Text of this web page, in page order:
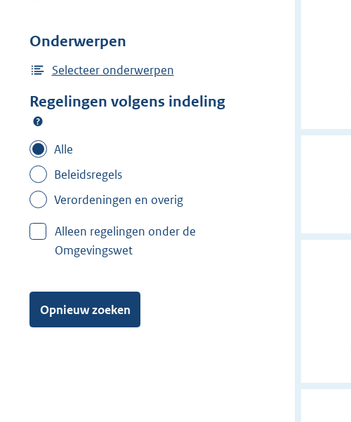
Onderwerpen
Selecteer onderwerpen
Regelingen volgens indeling
Alle
Beleidsregels
Verordeningen en overig
Alleen regelingen onder de
Omgevingswet
Opnieuw zoeken